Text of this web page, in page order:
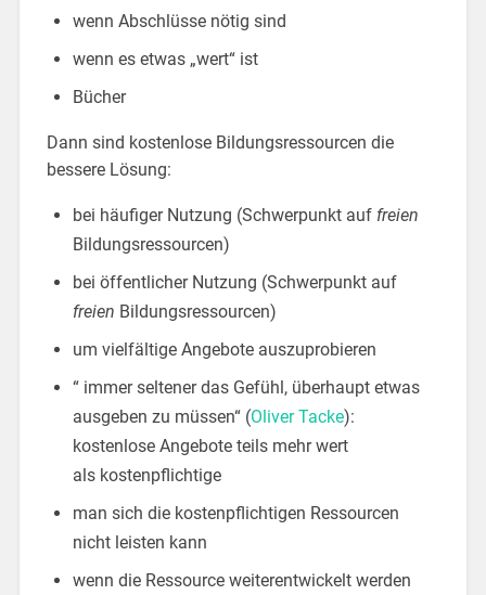
wenn Abschlüsse nötig sind
wenn es etwas „wert“ ist
Bücher
Dann sind kostenlose Bildungsressourcen die
bessere Lösung:
bei häufiger Nutzung (Schwerpunkt auf freien
Bildungsressourcen)
bei öffentlicher Nutzung (Schwerpunkt auf
freien Bildungsressourcen)
um vielfältige Angebote auszuprobieren
“ immer seltener das Gefühl, überhaupt etwas
ausgeben zu müssen“ (Oliver Tacke):
kostenlose Angebote teils mehr wert
als kostenpflichtige
man sich die kostenpflichtigen Ressourcen
nicht leisten kann
wenn die Ressource weiterentwickelt werden